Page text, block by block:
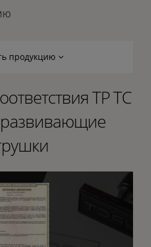
продукцию
ТР ТС